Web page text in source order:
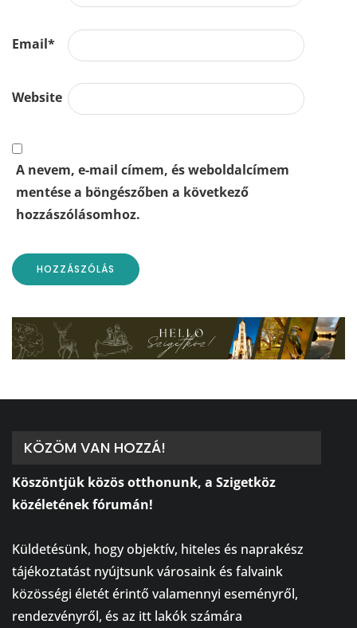
Email*
Website
A nevem, e-mail címem, és weboldalcímem
mentése a böngészőben a következő
hozzászólásomhoz.
KÖZÖM VAN HOZZÁ!
Köszöntjük közös otthonunk, a Szigetköz
közéletének fórumán!
Küldetésünk, hogy objektív, hiteles és naprakész
tájékoztatást nyújtsunk városaink és falvaink
közösségi életét érintő valamennyi eseményről,
rendezvényről, és az itt lakók számára